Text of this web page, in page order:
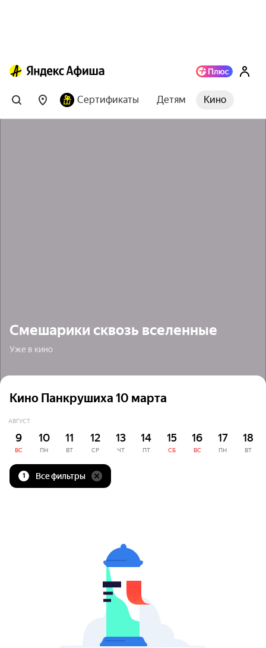
Сертификаты Детям Кино
Смешарики сквозь вселенные
Уже в кино
Кино Панкрушиха 10 марта
АВГУСТ
9
ВС
10
ПН
11
ВТ
12
СР
13
ЧТ
14
ПТ
15
СБ
16
ВС
17
ПН
18
ВТ
1 Все фильтры